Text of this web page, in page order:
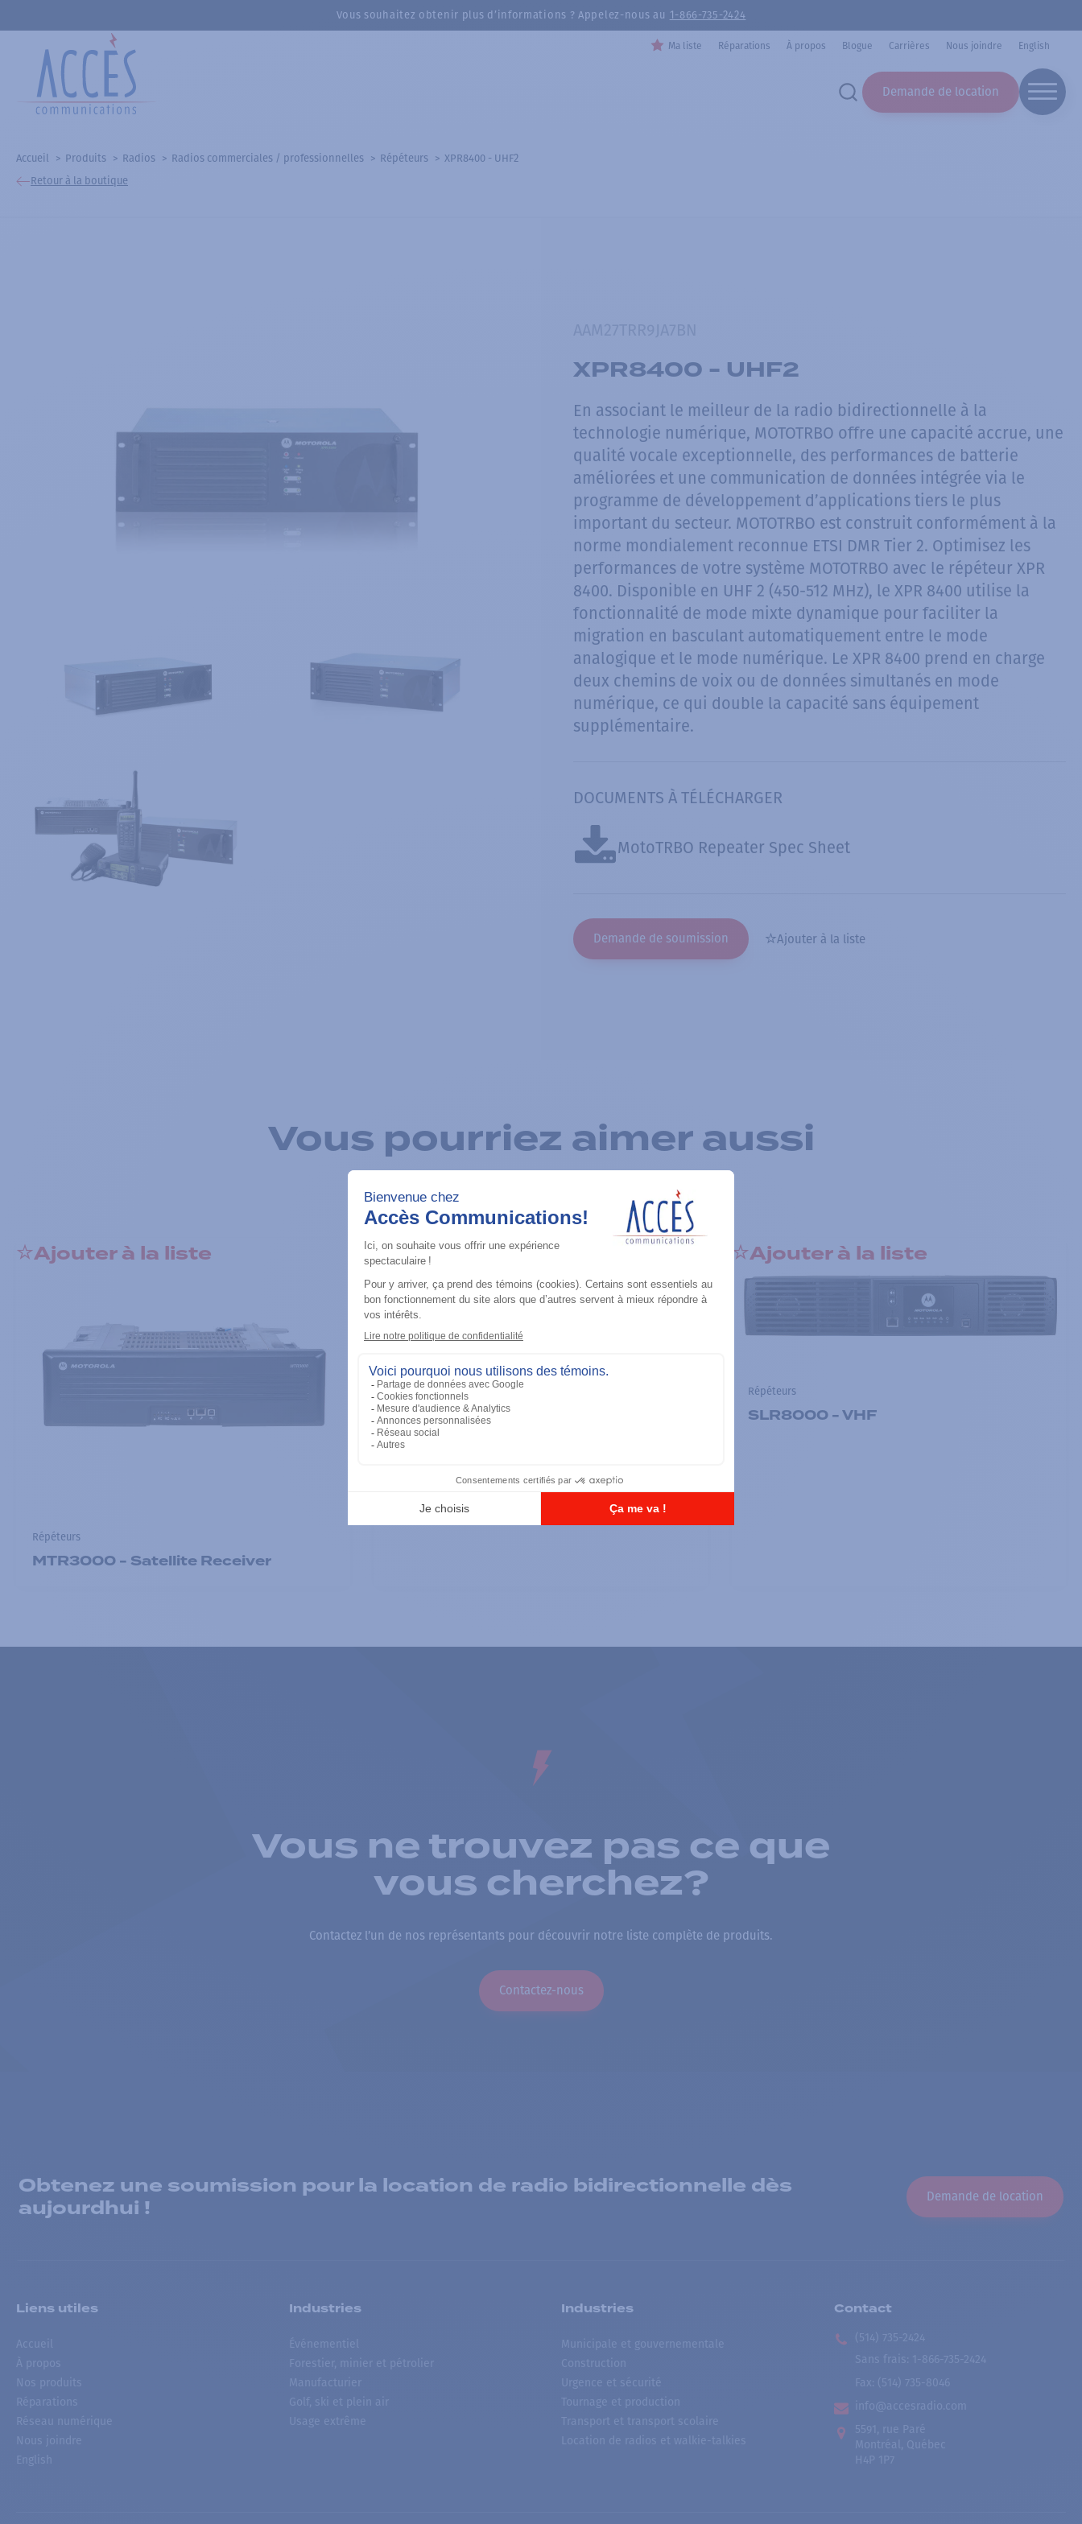
Vous souhaitez obtenir plus d’informations ? Appelez-nous au 1-866-735-2424
Ma liste Réparations À propos Blogue Carrières Nous joindre English
Demande de location
Accueil Produits Radios Radios commerciales / professionnelles Répéteurs
XPR8400 - UHF2
Retour à la boutique
XPR8400 - UHF2
En associant le meilleur de la radio bidirectionnelle à la
technologie numérique, MOTOTRBO offre une capacité accrue, une
qualité vocale exceptionnelle, des performances de batterie
améliorées et une communication de données intégrée via le
programme de développement d’applications tiers le plus
important du secteur. MOTOTRBO est construit conformément à la
norme mondialement reconnue ETSI DMR Tier 2. Optimisez les
performances de votre système MOTOTRBO avec le répéteur XPR
8400. Disponible en UHF 2 (450-512 MHz), le XPR 8400 utilise la
fonctionnalité de mode mixte dynamique pour faciliter la
migration en basculant automatiquement entre le mode
analogique et le mode numérique. Le XPR 8400 prend en charge
deux chemins de voix ou de données simultanés en mode
numérique, ce qui double la capacité sans équipement
supplémentaire.
DOCUMENTS À TÉLÉCHARGER
MotoTRBO Repeater Spec Sheet
Demande de soumission Ajouter à la liste
Vous pourriez aimer aussi
Ajouter à la liste
Répéteurs
MTR3000 - Satellite Receiver
Ajouter à la liste
SLR5700 - VHF
Ajouter à la liste
Répéteurs
SLR8000 - VHF
Vous ne trouvez pas ce que
vous cherchez?
Contactez l’un de nos représentants pour découvrir notre liste complète de produits.
Contactez-nous
Obtenez une soumission pour la location de radio bidirectionnelle dès
aujourdhui !
Demande de location
Liens utiles
Accueil
À propos
Nos produits
Réparations
Réseau numérique
Nous joindre
English
Industries
Événementiel
Forestier, minier et pétrolier
Manufacturier
Golf, ski et plein air
Usage extrême
Industries
Municipale et gouvernementale
Construction
Urgence et sécurité
Tournage et production
Transport et transport scolaire
Location de radios et walkie-talkies
Contact
(514) 735-2424
Sans frais
1-866-735-2424
Fax: (514) 735-8046
info@accesradio.com
5591, rue Paré
Montréal, Québec
H4P 1P7